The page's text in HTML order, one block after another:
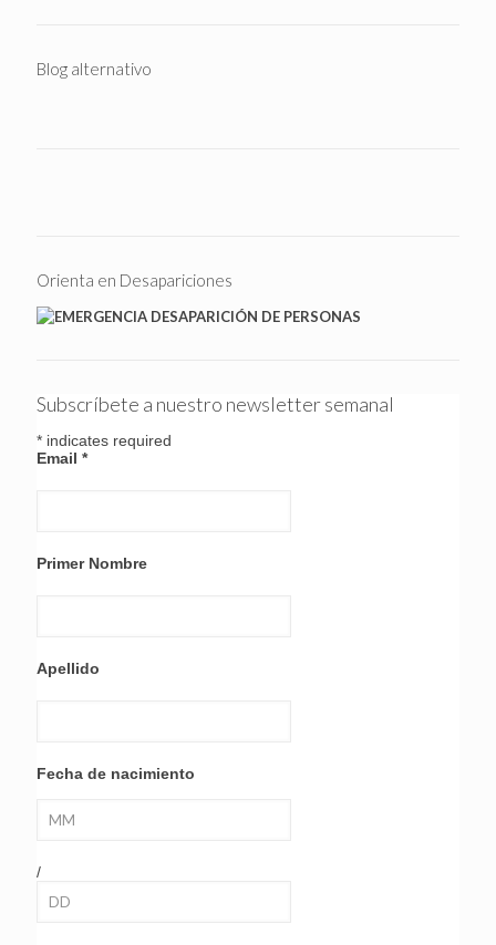
Blog alternativo
Orienta en Desapariciones
Subscríbete a nuestro newsletter semanal
* indicates required
Email *
Primer Nombre
Apellido
Fecha de nacimiento
/